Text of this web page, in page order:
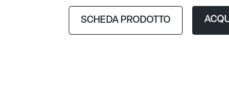
SCHEDA PRODOTTO